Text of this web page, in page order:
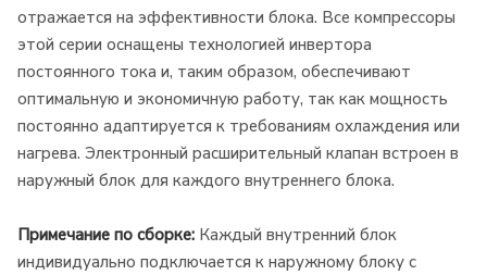
отражается на эффективности блока. Все компрессоры
этой серии оснащены технологией инвертора
постоянного тока и, таким образом, обеспечивают
оптимальную и экономичную работу, так как мощность
постоянно адаптируется к требованиям охлаждения или
нагрева. Электронный расширительный клапан встроен в
наружный блок для каждого внутреннего блока.
Примечание по сборке: Каждый внутренний блок
индивидуально подключается к наружному блоку с